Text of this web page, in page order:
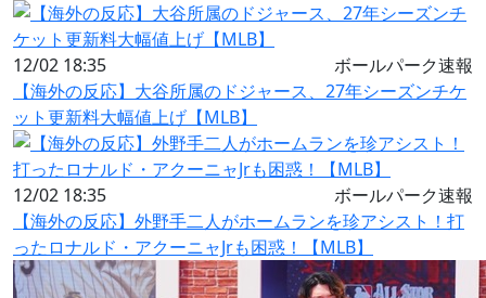
12/02 18:35
ボールパーク速報
【海外の反応】大谷所属のドジャース、27年シーズンチケ
ット更新料大幅値上げ【MLB】
12/02 18:35
ボールパーク速報
【海外の反応】外野手二人がホームランを珍アシスト！打
ったロナルド・アクーニャJrも困惑！【MLB】